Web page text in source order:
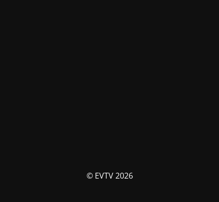
© EVTV 2026